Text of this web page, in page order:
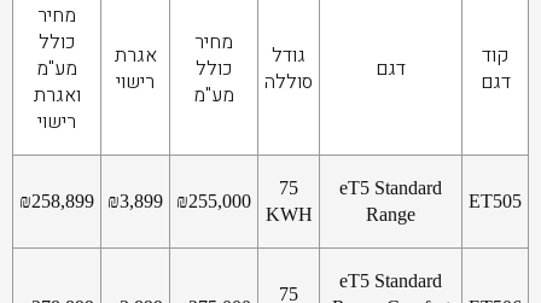
קוד
דגם
דגם
גודל
סוללה
מחיר
כולל
מע"מ
אגרת
רישוי
מחיר
כולל
מע"מ
ואגרת
רישוי
ET505
eT5 Standard
Range
75
KWH
₪255,000
₪3,899
₪258,899
eT5 Standard
75